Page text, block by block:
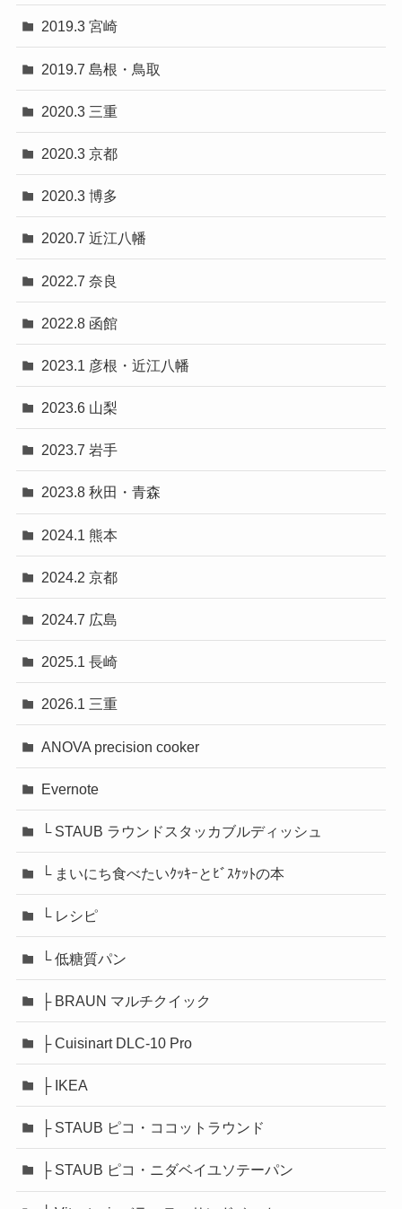
2019.3 宮崎
2019.7 島根・鳥取
2020.3 三重
2020.3 京都
2020.3 博多
2020.7 近江八幡
2022.7 奈良
2022.8 函館
2023.1 彦根・近江八幡
2023.6 山梨
2023.7 岩手
2023.8 秋田・青森
2024.1 熊本
2024.2 京都
2024.7 広島
2025.1 長崎
2026.1 三重
ANOVA precision cooker
Evernote
└ STAUB ラウンドスタッカブルディッシュ
└ まいにち食べたいｸｯｷｰとﾋﾞｽｹｯﾄの本
└ レシピ
└ 低糖質パン
├ BRAUN マルチクイック
├ Cuisinart DLC-10 Pro
├ IKEA
├ STAUB ピコ・ココットラウンド
├ STAUB ピコ・ニダベイユソテーパン